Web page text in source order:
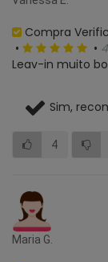
Compra
•
•
Leav-in muito
Sim,
4
Maria G.